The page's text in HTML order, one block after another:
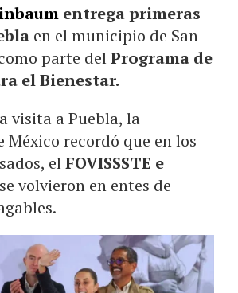
entrega primeras
en el municipio de San
parte delPrograma de
el Bienestar.
visita a Puebla, la
México recordó que en los
elFOVISSSTE e
se volvieron en entes de